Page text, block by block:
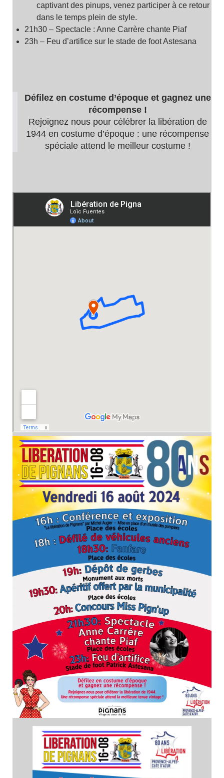
captivant des pinups, venez participer à ce retour
dans le temps plein de style.
21h30 – Spectacle : Anne Carrère chante Piaf
23h – Feu d’artifice sur le stade de foot Astesana
Défilez en costume d’époque et gagnez une
récompense !
Rejoignez nous pour célébrer la libération de
1944 en costume d’époque : une récompense
spéciale attend le meilleur costume !